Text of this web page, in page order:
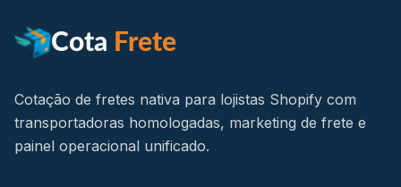
Cota Frete
Cotação de fretes nativa para lojistas Shopify com
transportadoras homologadas, marketing de frete e
painel operacional unificado.